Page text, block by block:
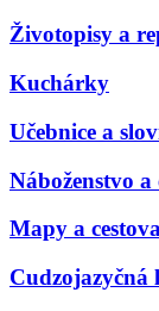
Životopisy a
Kuchárky
Učebnice a
Náboženstvo a
Mapy a
Cudzojazyčná